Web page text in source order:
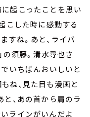
起こったことを思い
こした時に感動する
すね。あと、ライバ
の須藤。清水尋也さ
でいちばんおいしいと
ね、見た目も漫画と
と、あの首から肩のラ
ラインがいんだよ